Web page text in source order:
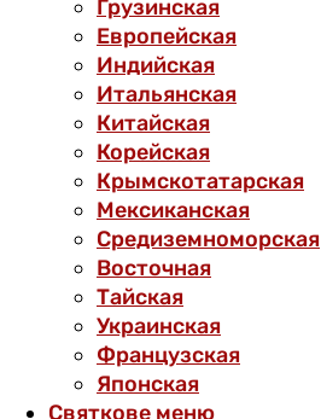
Грузинская
Европейская
Индийская
Итальянская
Китайская
Корейская
Крымскотатарская
Мексиканская
Средиземноморская
Восточная
Тайская
Украинская
Французская
Японская
Святкове меню